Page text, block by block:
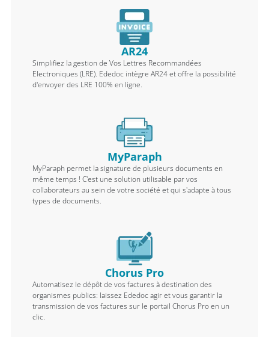
AR24
Simplifiez la gestion de Vos Lettres Recommandées
Electroniques (LRE). Ededoc intègre AR24 et offre la possibilité
d'envoyer des LRE 100% en ligne.
MyParaph
MyParaph permet la signature de plusieurs documents en
même temps ! C'est une solution utilisable par vos
collaborateurs au sein de votre société et qui s'adapte à tous
types de documents.
Chorus Pro
Automatisez le dépôt de vos factures à destination des
organismes publics: laissez Ededoc agir et vous garantir la
transmission de vos factures sur le portail Chorus Pro en un
clic.